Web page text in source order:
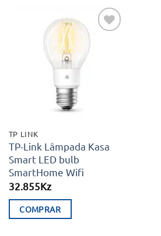
aos meus
desejos
TP LINK
TP-Link Lâmpada Kasa
Smart LED bulb
SmartHome Wifi
32.855Kz
COMPRAR